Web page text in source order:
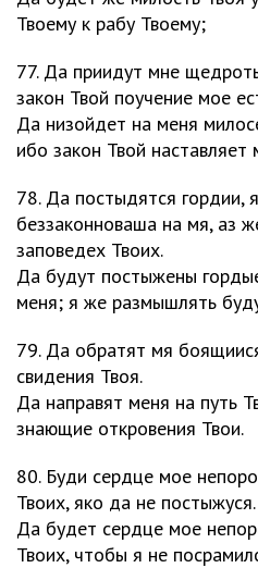
Твоему к рабу Твоему;
77. Да приидут мне
закон Твой поучение мое
Да низойдет на меня
ибо закон Твой наставляет
78. Да постыдятся гордии,
беззаконноваша на мя, аз
заповедех Твоих.
Да будут постыжены
меня; я же размышлять
79. Да обратят мя
свидения Твоя.
Да направят меня на путь
знающие откровения Твои.
80. Буди сердце мое
Твоих, яко да не постыжуся.
Да будет сердце мое
Твоих, чтобы я не